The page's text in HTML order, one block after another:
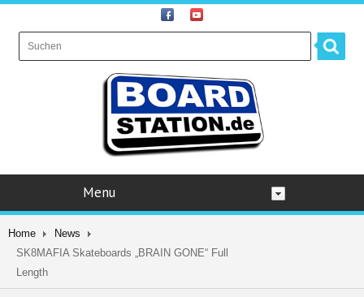
Menu
Home
News
SK8MAFIA Skateboards „BRAIN GONE“ Full
Length